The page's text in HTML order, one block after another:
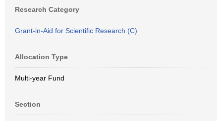
Research Category
Grant-in-Aid for Scientific Research (C)
Allocation Type
Multi-year Fund
Section